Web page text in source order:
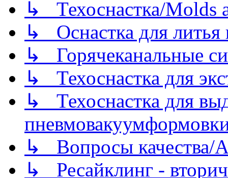
↳ Техоснастка/Molds
↳ Оснастка для литья
↳ Горячеканальные
↳ Техоснастка для
↳ Техоснастка для
↳ Вопросы качества/
↳ Ресайклинг -